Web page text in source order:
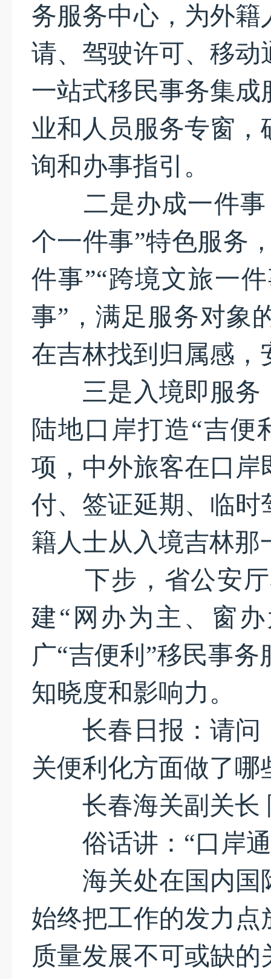
务服务中心，为外
请、驾驶许可、移
一站式移民事务集
业和人员服务专窗
询和办事指引。
二是办成一件事
个一件事”特色服务
件事”“跨境文旅一
事”，满足服务对象
在吉林找到归属感，
三是入境即服务
陆地口岸打造“吉便
项，中外旅客在口
付、签证延期、临
籍人士从入境吉林
下步，省公安厅
建“网办为主、窗
广“吉便利”移民事
知晓度和影响力。
长春日报：请问
关便利化方面做了哪
长春海关副关长
俗话讲：“口岸通
海关处在国内国
始终把工作的发力
质量发展不可或缺